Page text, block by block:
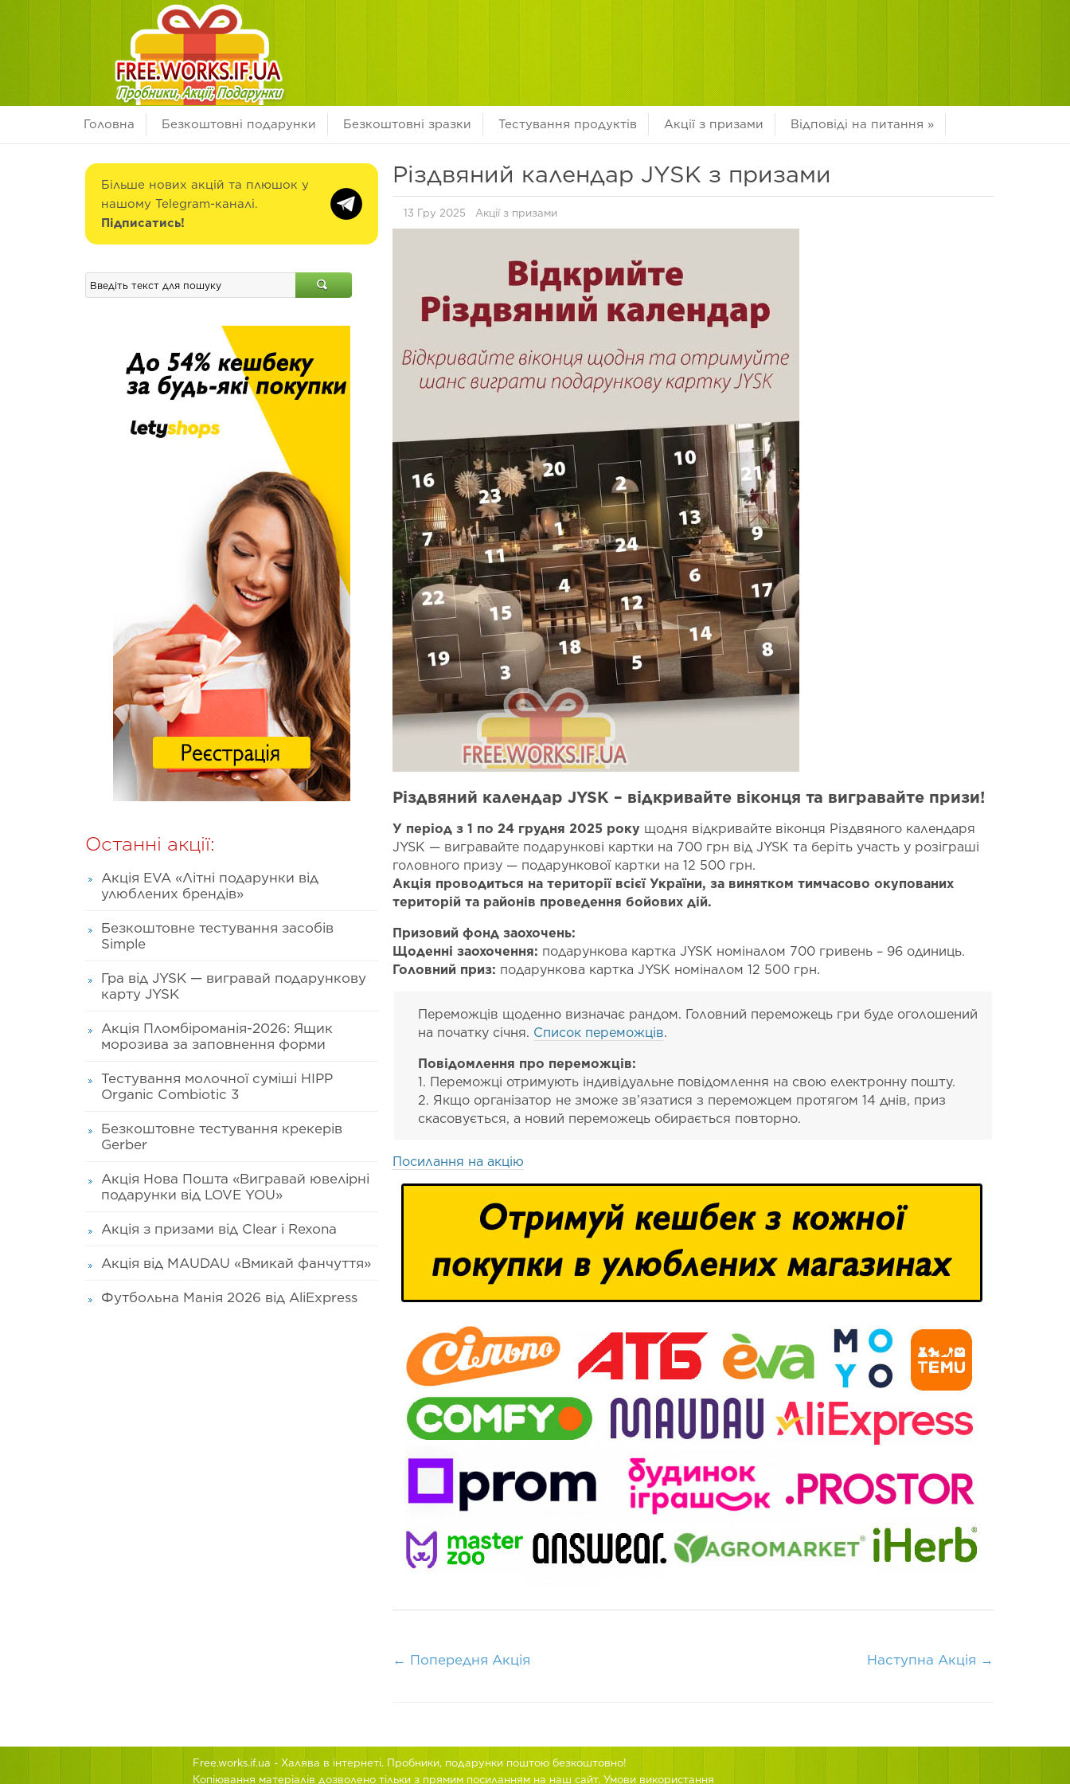
Головна Безкоштовні подарунки Безкоштовні зразки Тестування продуктів Акції з призами Відповіді на питання »
Різдвяний календар JYSK з призами
13 Гру 2025 Акції з призами
Різдвяний календар JYSK – відкривайте віконця та вигравайте призи!
У період з 1 по 24 грудня 2025 року щодня відкривайте віконця Різдвяного календаря
JYSK — вигравайте подарункові картки на 700 грн від JYSK та беріть участь у розіграші
головного призу — подарункової картки на 12 500 грн.
Акція проводиться на території всієї України, за винятком тимчасово окупованих
територій та районів проведення бойових дій.
Призовий фонд заохочень:
Щоденні заохочення: подарункова картка JYSK номіналом 700 гривень – 96 одиниць.
Головний приз: подарункова картка JYSK номіналом 12 500 грн.
Переможців щоденно визначає рандом. Головний переможець гри буде оголошений
на початку січня. Список переможців.
Повідомлення про переможців:
1. Переможці отримують індивідуальне повідомлення на свою електронну пошту.
2. Якщо організатор не зможе зв’язатися з переможцем протягом 14 днів, приз
скасовується, а новий переможець обирається повторно.
Посилання на акцію
← Попередня Акція Наступна Акція →
Більше нових акцій та плюшок у
нашому Telegram-каналі.
Підписатись!
Останні акції:
Акція EVA «Літні подарунки від
улюблених брендів»
Безкоштовне тестування засобів
Simple
Гра від JYSK — вигравай подарункову
карту JYSK
Акція Пломбіроманія-2026: Ящик
морозива за заповнення форми
Тестування молочної суміші HIPP
Organic Combiotic 3
Безкоштовне тестування крекерів
Gerber
Акція Нова Пошта «Вигравай ювелірні
подарунки від LOVE YOU»
Акція з призами від Clear і Rexona
Акція від MAUDAU «Вмикай фанчуття»
Футбольна Манія 2026 від AliExpress
Free.works.if.ua - Халява в інтернеті. Пробники, подарунки поштою безкоштовно!
Копіювання матеріалів дозволено тільки з прямим посиланням на наш сайт.Умови використання